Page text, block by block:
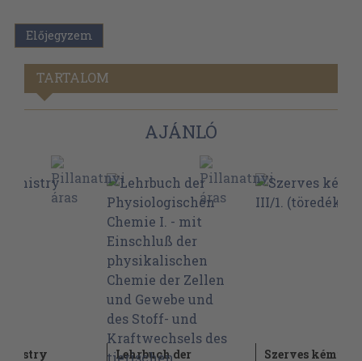
Előjegyzem
TARTALOM
AJÁNLÓ
Lehrbuch der
Szerves kémia